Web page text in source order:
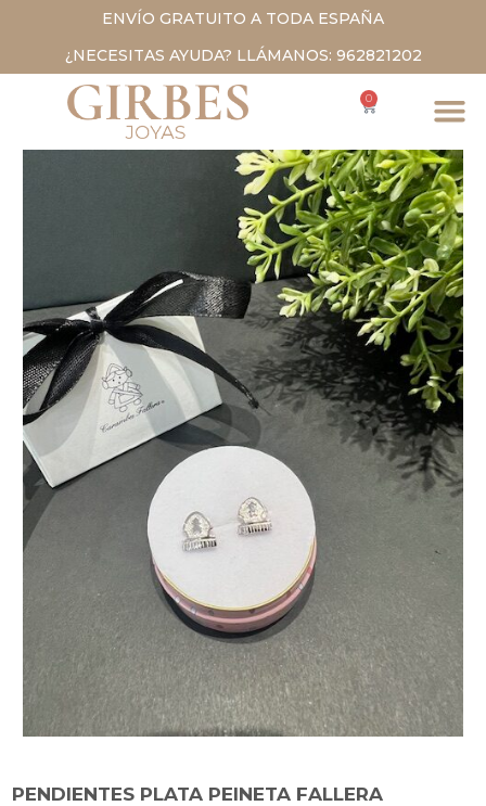
ENVÍO GRATUITO A TODA ESPAÑA
¿NECESITAS AYUDA? LLÁMANOS: 962821202
0
PENDIENTES PLATA PEINETA FALLERA